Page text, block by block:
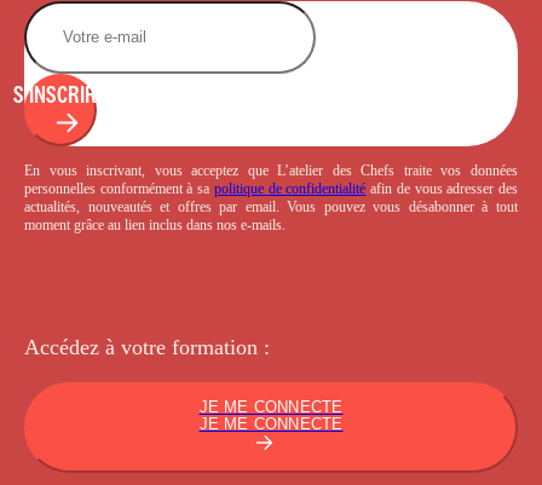
S'INSCRIRE
En vous inscrivant, vous acceptez que L’atelier des Chefs traite vos données
personnelles conformément à sa politique de confidentialité afin de vous adresser des
actualités, nouveautés et offres par email. Vous pouvez vous désabonner à tout
moment grâce au lien inclus dans nos e-mails.
Accédez à votre formation :
JE ME CONNECTE
JE ME CONNECTE